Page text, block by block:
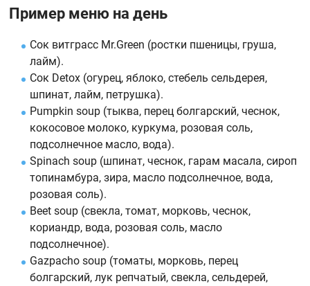
Пример меню на день
Сок витграсс Mr.Green (ростки пшеницы, груша,
лайм).
Сок Detox (огурец, яблоко, стебель сельдерея,
шпинат, лайм, петрушка).
Pumpkin soup (тыква, перец болгарский, чеснок,
кокосовое молоко, куркума, розовая соль,
подсолнечное масло, вода).
Spinach soup (шпинат, чеснок, гарам масала, сироп
топинамбура, зира, масло подсолнечное, вода,
розовая соль).
Beet soup (свекла, томат, морковь, чеснок,
кориандр, вода, розовая соль, масло
подсолнечное).
Gazpacho soup (томаты, морковь, перец
болгарский, лук репчатый, свекла, сельдерей,